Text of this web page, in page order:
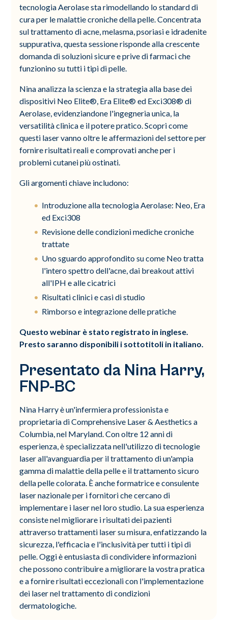
tecnologia Aerolase sta rimodellando lo standard di
cura per le malattie croniche della pelle. Concentrata
sul trattamento di acne, melasma, psoriasi e idradenite
suppurativa, questa sessione risponde alla crescente
domanda di soluzioni sicure e prive di farmaci che
funzionino su tutti i tipi di pelle.
Nina analizza la scienza e la strategia alla base dei
dispositivi Neo Elite®, Era Elite® ed Exci308® di
Aerolase, evidenziandone l'ingegneria unica, la
versatilità clinica e il potere pratico. Scopri come
questi laser vanno oltre le affermazioni del settore per
fornire risultati reali e comprovati anche per i
problemi cutanei più ostinati.
Gli argomenti chiave includono:
Introduzione alla tecnologia Aerolase: Neo, Era
ed Exci308
Revisione delle condizioni mediche croniche
trattate
Uno sguardo approfondito su come Neo tratta
l'intero spettro dell'acne, dai breakout attivi
all'IPH e alle cicatrici
Risultati clinici e casi di studio
Rimborso e integrazione delle pratiche
Questo webinar è stato registrato in inglese.
Presto saranno disponibili i sottotitoli in italiano.
Presentato da Nina Harry,
FNP-BC
Nina Harry è un'infermiera professionista e
proprietaria di Comprehensive Laser & Aesthetics a
Columbia, nel Maryland. Con oltre 12 anni di
esperienza, è specializzata nell'utilizzo di tecnologie
laser all'avanguardia per il trattamento di un'ampia
gamma di malattie della pelle e il trattamento sicuro
della pelle colorata. È anche formatrice e consulente
laser nazionale per i fornitori che cercano di
implementare i laser nel loro studio. La sua esperienza
consiste nel migliorare i risultati dei pazienti
attraverso trattamenti laser su misura, enfatizzando la
sicurezza, l'efficacia e l'inclusività per tutti i tipi di
pelle. Oggi è entusiasta di condividere informazioni
che possono contribuire a migliorare la vostra pratica
e a fornire risultati eccezionali con l'implementazione
dei laser nel trattamento di condizioni
dermatologiche.